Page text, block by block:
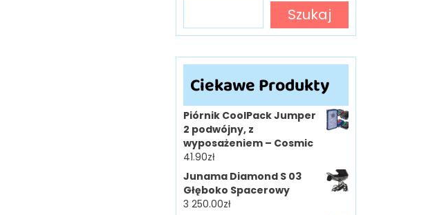
Szukaj
Ciekawe Produkty
Piórnik CoolPack Jumper
2 podwójny, z
wyposażeniem – Cosmic
41.90zł
Junama Diamond S 03
Głęboko Spacerowy
3 250.00zł